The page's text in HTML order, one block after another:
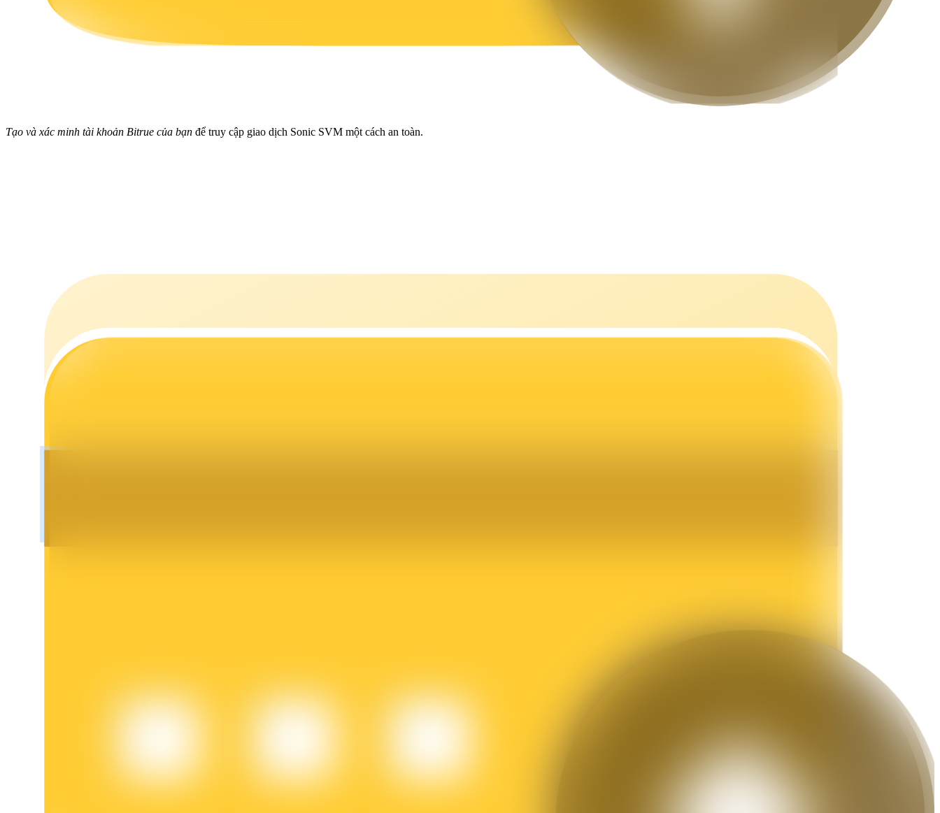
Launchpool
Đặt cọc linh hoạt để kiếm được các token phổ biến.
Khóa BTR
Tạo và xác minh tài khoản Bitrue của bạn để truy cập giao dịch Sonic SVM một cách an toàn.